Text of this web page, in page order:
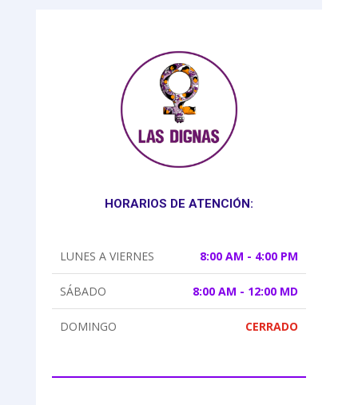
HORARIOS DE ATENCIÓN:
LUNES A VIERNES 8:00 AM - 4:00 PM
SÁBADO 8:00 AM - 12:00 MD
DOMINGO CERRADO